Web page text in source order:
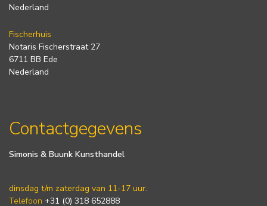
Nederland
Fischerhuis
Notaris Fischerstraat 27
6711 BB Ede
Nederland
Contactgegevens
Simonis & Buunk Kunsthandel
dinsdag t/m zaterdag van 11-17 uur.
Telefoon +31 (0) 318 652888